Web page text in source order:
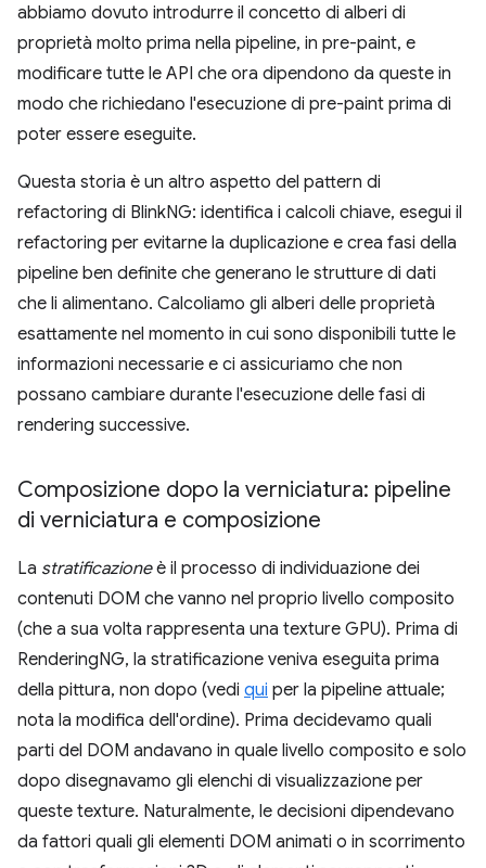
abbiamo dovuto introdurre il concetto di alberi di
proprietà molto prima nella pipeline, in pre-paint, e
modificare tutte le API che ora dipendono da queste in
modo che richiedano l'esecuzione di pre-paint prima di
poter essere eseguite.
Questa storia è un altro aspetto del pattern di
refactoring di BlinkNG: identifica i calcoli chiave, esegui il
refactoring per evitarne la duplicazione e crea fasi della
pipeline ben definite che generano le strutture di dati
che li alimentano. Calcoliamo gli alberi delle proprietà
esattamente nel momento in cui sono disponibili tutte le
informazioni necessarie e ci assicuriamo che non
possano cambiare durante l'esecuzione delle fasi di
rendering successive.
Composizione dopo la verniciatura: pipeline
di verniciatura e composizione
La stratificazioneè il processo di individuazione dei
contenuti DOM che vanno nel proprio livello composito
(che a sua volta rappresenta una texture GPU). Prima di
RenderingNG, la stratificazione veniva eseguita prima
della pittura, non dopo (vedi qui per la pipeline attuale;
nota la modifica dell'ordine). Prima decidevamo quali
parti del DOM andavano in quale livello composito e solo
dopo disegnavamo gli elenchi di visualizzazione per
queste texture. Naturalmente, le decisioni dipendevano
da fattori quali gli elementi DOM animati o in scorrimento